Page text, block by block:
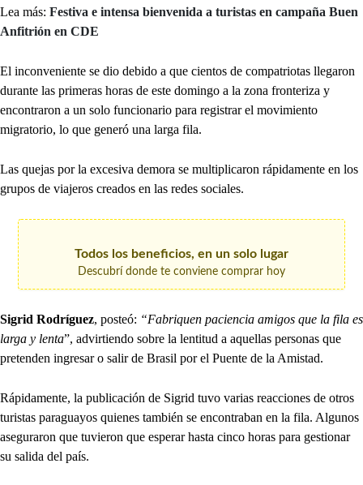
Lea más: Festiva e intensa bienvenida a turistas en campaña Buen
Anfitrión en CDE
El inconveniente se dio debido a que cientos de compatriotas llegaron
durante las primeras horas de este domingo a la zona fronteriza y
encontraron a un solo funcionario para registrar el movimiento
migratorio, lo que generó una larga fila.
Las quejas por la excesiva demora se multiplicaron rápidamente en los
grupos de viajeros creados en las redes sociales.
Todos los beneficios, en un solo lugar
Descubrí donde te conviene comprar hoy
Sigrid Rodríguez, posteó: “Fabriquen paciencia amigos que la fila es
larga y lenta”, advirtiendo sobre la lentitud a aquellas personas que
pretenden ingresar o salir de Brasil por el Puente de la Amistad.
Rápidamente, la publicación de Sigrid tuvo varias reacciones de otros
turistas paraguayos quienes también se encontraban en la fila. Algunos
aseguraron que tuvieron que esperar hasta cinco horas para gestionar
su salida del país.